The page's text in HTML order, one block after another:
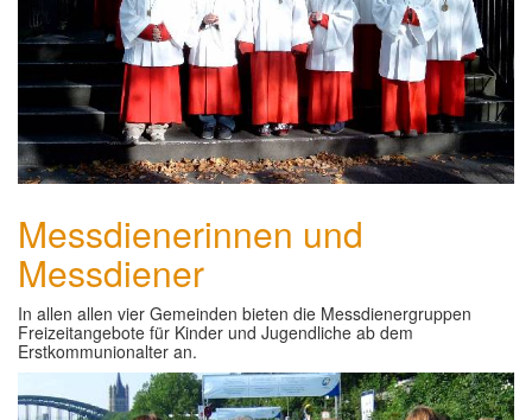
Messdienerinnen und
Messdiener
In allen allen vier Gemeinden bieten die Messdienergruppen
Freizeitangebote für Kinder und Jugendliche ab dem
Erstkommunionalter an.